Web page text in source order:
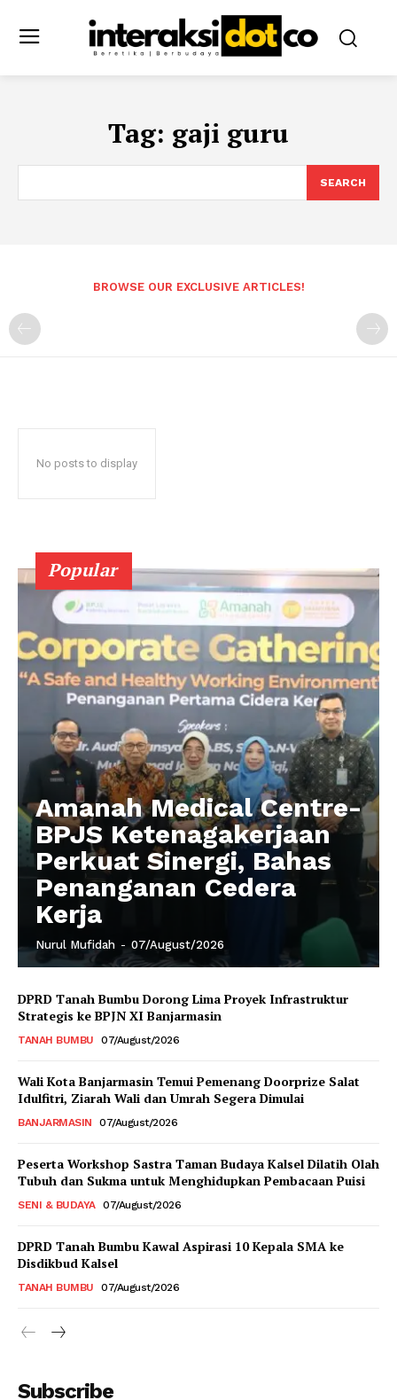
Tag: gaji guru
SEARCH
BROWSE OUR EXCLUSIVE ARTICLES!
No posts to display
Popular
Amanah Medical Centre-
BPJS Ketenagakerjaan
Perkuat Sinergi, Bahas
Penanganan Cedera
Kerja
Nurul Mufidah - 07/August/2026
DPRD Tanah Bumbu Dorong Lima Proyek Infrastruktur
Strategis ke BPJN XI Banjarmasin
TANAH BUMBU 07/August/2026
Wali Kota Banjarmasin Temui Pemenang Doorprize Salat
Idulfitri, Ziarah Wali dan Umrah Segera Dimulai
BANJARMASIN 07/August/2026
Peserta Workshop Sastra Taman Budaya Kalsel Dilatih Olah
Tubuh dan Sukma untuk Menghidupkan Pembacaan Puisi
SENI & BUDAYA 07/August/2026
DPRD Tanah Bumbu Kawal Aspirasi 10 Kepala SMA ke
Disdikbud Kalsel
TANAH BUMBU 07/August/2026
Subscribe